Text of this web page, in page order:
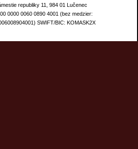
republiky 11, 984 01 Lučenec
0000 0060 0890 4001 (bez medzier:
SWIFT/BIC: KOMASK2X